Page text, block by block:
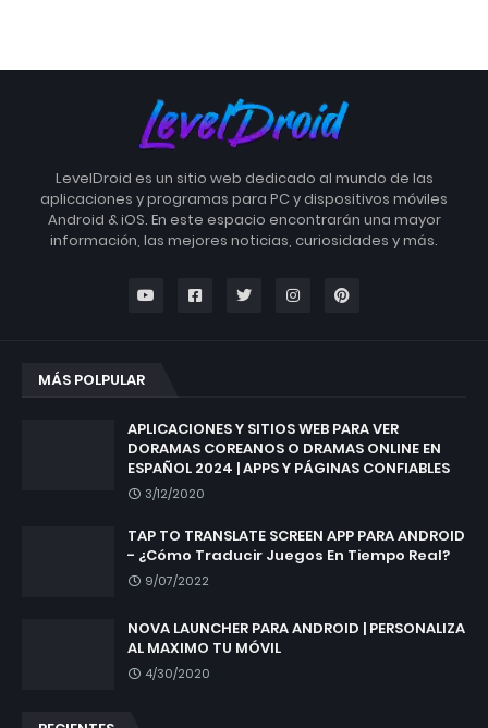
LevelDroid es un sitio web dedicado al mundo de las
aplicaciones y programas para PC y dispositivos móviles
Android & iOS. En este espacio encontrarán una mayor
información, las mejores noticias, curiosidades y más.
MÁS POLPULAR
APLICACIONES Y SITIOS WEB PARA VER
DORAMAS COREANOS O DRAMAS ONLINE EN
ESPAÑOL 2024 | APPS Y PÁGINAS CONFIABLES
3/12/2020
TAP TO TRANSLATE SCREEN APP PARA ANDROID
- ¿Cómo Traducir Juegos En Tiempo Real?
9/07/2022
NOVA LAUNCHER PARA ANDROID | PERSONALIZA
AL MAXIMO TU MÓVIL
4/30/2020